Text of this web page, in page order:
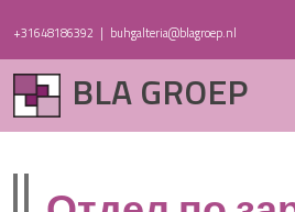
+31648186392 | buhgalteria@blagroep.nl
BLA GROEP